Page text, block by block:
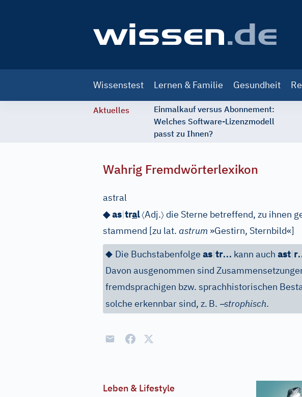
navigation
Wissenstest Lernen & Familie Gesundheit
Aktuelles
Einmalkauf versus Abonnement:
Welches Software-Lizenzmodell
passt zu Ihnen?
Wahrig Fremdwörterlexikon
astral
◆ as|tral〈Adj.〉 die Sterne betreffend, zu ihnen
stammend [zu lat. astrum »Gestirn, Sternbild«]
◆ Die Buchstabenfolge as|tr… kann auch ast|r
Davon ausgenommen sind
fremdsprachigen bzw. sprachhistorischen
solche erkennbar sind, z. B. –strophisch.
Leben & Lifestyle